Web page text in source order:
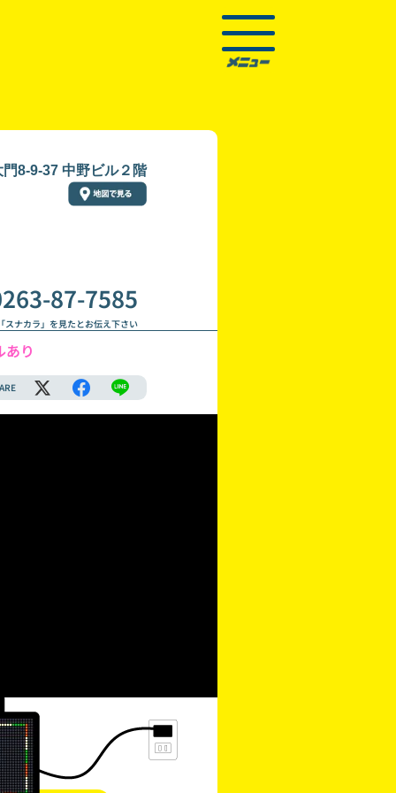
8-9-37 中野ビル２階
87-7585
スナカラ」を見たとお伝え下さい
り